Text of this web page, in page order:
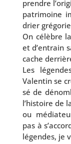
prendre
patri­moine
drier
On célèbre
et d’en­train
cache
Les
Valentin se
sé de
l’his­toire de
ou
pas à
légendes, je